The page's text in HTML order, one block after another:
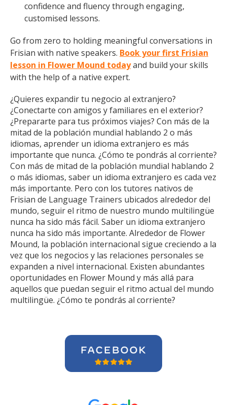
confidence and fluency through engaging,
customised lessons.
Go from zero to holding meaningful conversations in
Frisian with native speakers. Book your first Frisian
lesson in Flower Mound todayand build your skills
with the help of a native expert.
¿Quieres expandir tu negocio al extranjero?
¿Conectarte con amigos y familiares en el exterior?
¿Prepararte para tus próximos viajes? Con más de la
mitad de la población mundial hablando 2 o más
idiomas, aprender un idioma extranjero es más
importante que nunca. ¿Cómo te pondrás al corriente?
Con más de mitad de la población mundial hablando 2
o más idiomas, saber un idioma extranjero es cada vez
más importante. Pero con los tutores nativos de
Frisian de Language Trainers ubicados alrededor del
mundo, seguir el ritmo de nuestro mundo multilingüe
nunca ha sido más fácil. Saber un idioma extranjero
nunca ha sido más importante. Alrededor de Flower
Mound, la población internacional sigue creciendo a la
vez que los negocios y las relaciones personales se
expanden a nivel internacional. Existen abundantes
oportunidades en Flower Mound y más allá para
aquellos que puedan seguir el ritmo actual del mundo
multilingüe. ¿Cómo te pondrás al corriente?